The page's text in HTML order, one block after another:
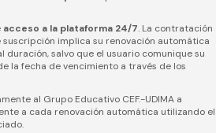
acceso a la plataforma 24/7. La contratación
implica su renovación automática
duración, salvo que el usuario comunique su
la fecha de vencimiento a través de los
al Grupo Educativo CEF.-UDIMA a
a cada renovación automática utilizando el